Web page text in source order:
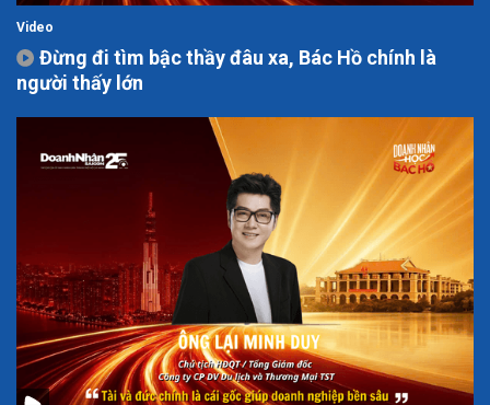
Video
Đừng đi tìm bậc thầy đâu xa, Bác Hồ chính là
người thấy lớn